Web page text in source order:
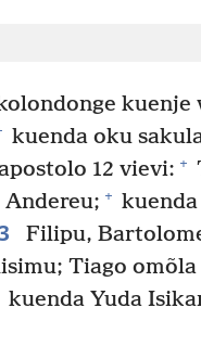
kuenda oku
12 vievi: +
+
Filipu,
Tiago
kuenda Yuda